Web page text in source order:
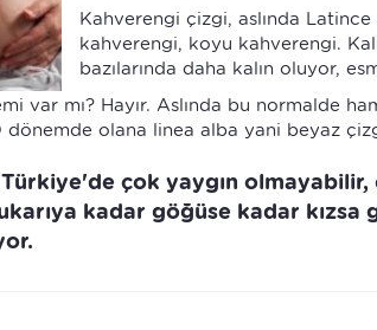
Kahverengi çizgi, aslında
kahverengi, koyu kahverengi.
bazılarında daha kalın oluyor,
var mı? Hayır. Aslında bu normalde
olana linea alba yani beyaz
çok yaygın
kadar göğüse kadar